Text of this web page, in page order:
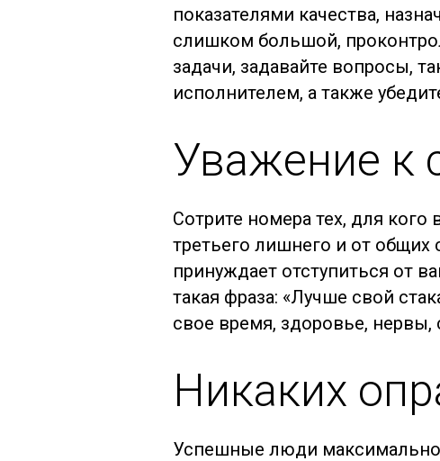
показателями качества,
слишком большой,
задачи, задавайте вопросы,
исполнителем, а также
Уважение к
Сотрите номера тех, для
третьего лишнего и от общих
принуждает отступиться от
такая фраза: «Лучше свой
свое время, здоровье,
Никаких
Успешные люди максимально